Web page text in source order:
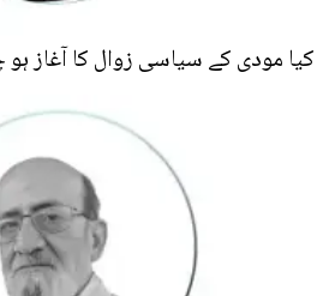
کیا مودی کے سیاسی زوال کا آغاز ہو